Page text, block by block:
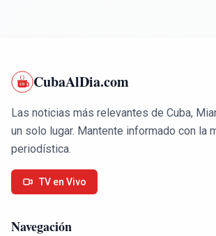
CubaAlDia.com
Las noticias más relevantes de Cuba,
un solo lugar. Mantente informado con la
periodística.
TV en Vivo
Navegación